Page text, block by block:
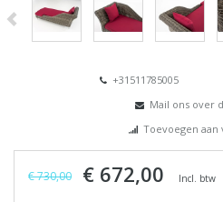
+31511785005
Mail ons over
Toevoegen aan
€ 730,00 € 672,00 Incl. btw